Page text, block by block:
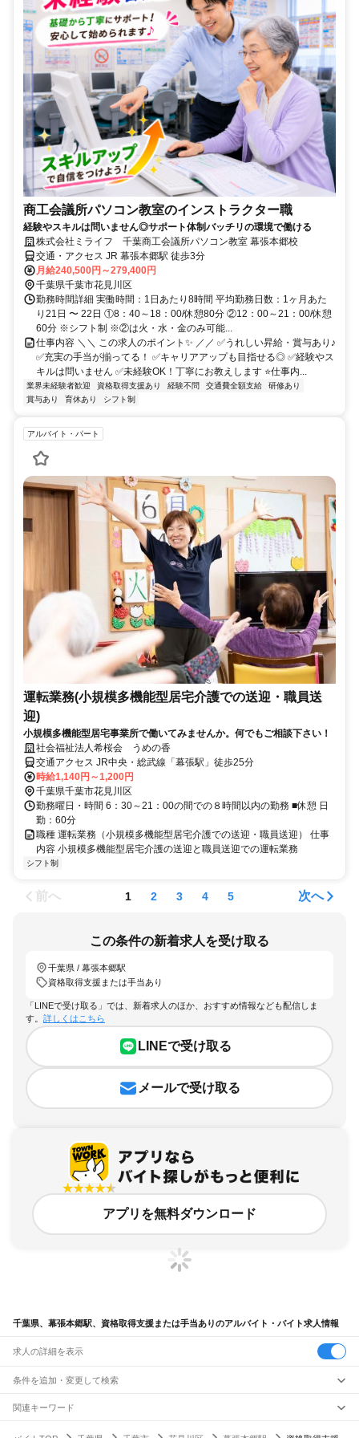
商工会議所パソコン教室のインストラクター職
経験やスキルは問いません◎サポート体制バッチリの環境で働ける
株式会社ミライフ 千葉商工会議所パソコン教室 幕張本郷校
交通・アクセス JR 幕張本郷駅 徒歩3分
月給240,500円～279,400円
千葉県千葉市花見川区
勤務時間詳細 実働時間：1日あたり8時間 平均勤務日数：1ヶ月あた
り21日 〜 22日 ①8：40～18：00/休憩80分 ②12：00～21：00/休憩
60分 ※シフト制 ※②は火・水・金のみ可能...
仕事内容 ＼＼ この求人のポイント✨ ／／ ✅うれしい昇給・賞与あり♪
✅充実の手当が揃ってる！ ✅キャリアアップも目指せる◎ ✅経験やス
キルは問いません ✅未経験OK！丁寧にお教えします ⭐仕事内...
業界未経験者歓迎 資格取得支援あり 経験不問 交通費全額支給
研修あり
賞与あり
育休あり シフト制
アルバイト・パート
運転業務(小規模多機能型居宅介護での送迎・職員送
迎)
小規模多機能型居宅事業所で働いてみませんか。何でもご相談下さい！
社会福祉法人希桜会 うめの香
交通アクセス JR中央・総武線「幕張駅」徒歩25分
時給1,140円～1,200円
千葉県千葉市花見川区
勤務曜日・時間 6：30～21：00の間での８時間以内の勤務 ■休憩 日
勤：60分
職種 運転業務（小規模多機能型居宅介護での送迎・職員送迎） 仕事
内容 小規模多機能型居宅介護の送迎と職員送迎での運転業務
シフト制
前へ 1 2 3 4 5 次へ
この条件の新着求人を受け取る
千葉県 / 幕張本郷駅
資格取得支援または手当あり
「LINEで受け取る」では、新着求人のほか、おすすめ情報なども配信しま
す。 詳しくはこちら
LINEで受け取る
メールで受け取る
アプリを無料ダウンロード
千葉県、幕張本郷駅、資格取得支援または手当ありのアルバイト・バイト求人情報
求人の詳細を表示
条件を追加・変更して検索
市区町村を追加・変更
駅を追加・変更
関連キーワード